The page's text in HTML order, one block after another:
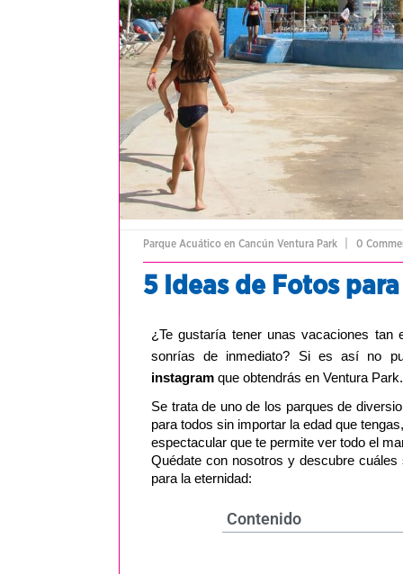
Parque Acuático en Cancún Ventura Park 0
5 Ideas de Fotos
¿Te gustaría tener unas vacaciones
sonrías de inmediato? Si es así no
instagram que obtendrás en Ventura Park.
Se trata de uno de los parques de
para todos sin importar la edad que
espectacular que te permite ver todo el
Quédate con nosotros y descubre
para la eternidad:
Contenido